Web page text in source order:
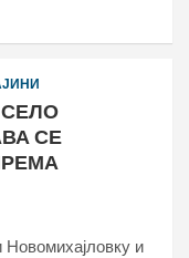
СЕЛО
СЕ
и